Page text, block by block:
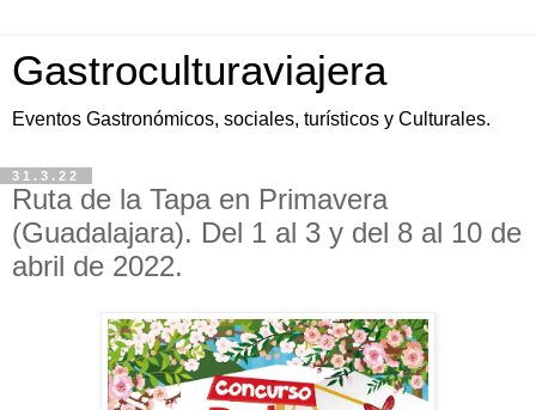
Gastroculturaviajera
Eventos Gastronómicos, sociales, turísticos y Culturales.
31.3.22
Ruta de la Tapa en Primavera
(Guadalajara). Del 1 al 3 y del 8 al 10 de
abril de 2022.